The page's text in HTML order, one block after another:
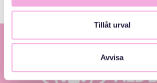
Tillåt urval
Avvisa